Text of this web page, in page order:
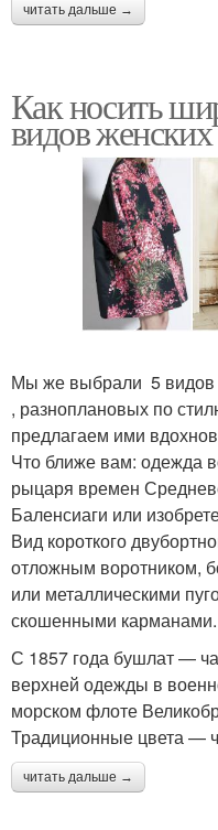
читать дальше →
Как носить
видов
Мы же выбрали 5 видов
, разноплановых по
предлагаем ими
Что ближе вам: одежда
рыцаря времен
Баленсиаги или
Вид короткого
отложным воротником,
или металлическими
скошенными карманами.
С 1857 года бушлат —
верхней одежды в
морском флоте
Традиционные цвета —
читать дальше →